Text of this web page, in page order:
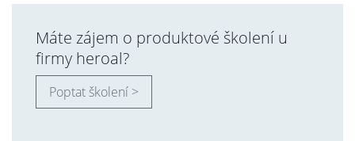
Máte zájem o produktové školení u
firmy heroal?
Poptat školení >